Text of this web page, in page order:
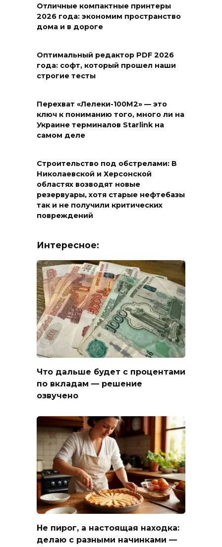
Отличные компактные принтеры
2026 года: экономим пространство
дома и в дороге
Оптимальный редактор PDF 2026
года: софт, который прошел наши
строгие тесты
Перехват «Лелеки-100М2» — это
ключ к пониманию того, много ли на
Украине терминалов Starlink на
самом деле
Строительство под обстрелами: В
Николаевской и Херсонской
областях возводят новые
резервуары, хотя старые нефтебазы
так и не получили критических
повреждений
Интересное:
Что дальше будет с процентами
по вкладам — решение
озвучено
Не пирог, а настоящая находка:
делаю с разными начинками —